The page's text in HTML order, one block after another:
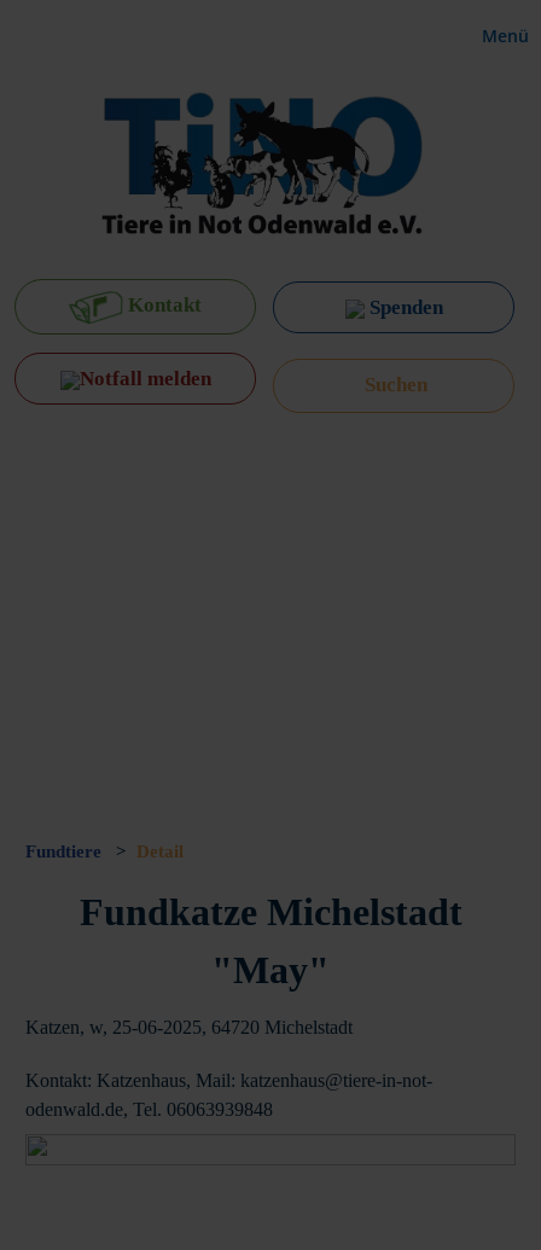
Menü
Kontakt Spenden
Notfall melden
Fundtiere > Detail
Fundkatze Michelstadt
"May"
Katzen, w, 25-06-2025, 64720 Michelstadt
Kontakt: Katzenhaus, Mail: katzenhaus@tiere-in-not-
odenwald.de, Tel. 06063939848